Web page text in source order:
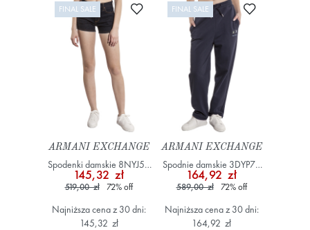
FINAL SALE Dodaj do ulubionych
ARMANI EXCHANGE
Spodenki damskie 8NYJ59
YWWWZ Granatowy
145,32 zł
519,00 zł 72%off
Najniższa cena z 30 dni:
145,32 zł
FINAL SALE Dodaj do
ARMANI EXCHANGE
Spodnie damskie 3DYP72
YJEEZ Granatowy
164,92 zł
589,00 zł 72%off
Najniższa cena z 30 dni:
164,92 zł